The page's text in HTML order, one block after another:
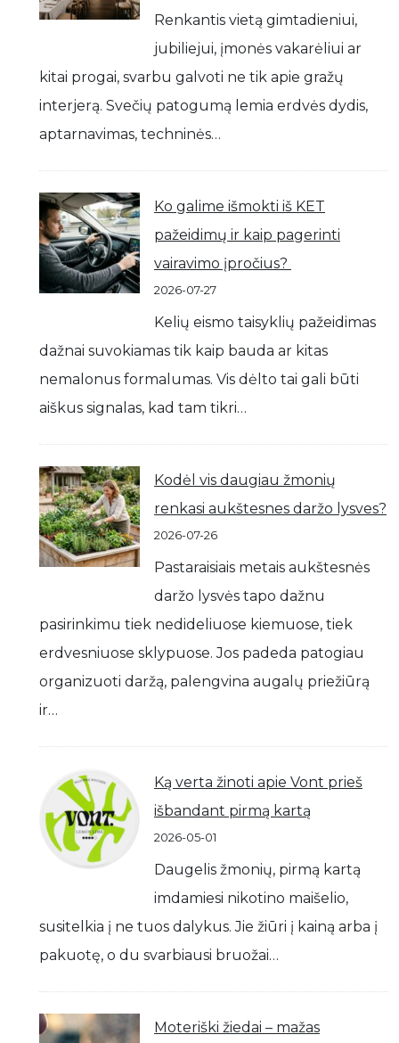
Renkantis vietą gimtadieniui,
jubiliejui, įmonės vakarėliui ar
kitai progai, svarbu galvoti ne tik apie gražų
interjerą. Svečių patogumą lemia erdvės dydis,
aptarnavimas, techninės…
Ko galime išmokti iš KET
pažeidimų ir kaip pagerinti
vairavimo įpročius?
2026-07-27
Kelių eismo taisyklių pažeidimas
dažnai suvokiamas tik kaip bauda ar kitas
nemalonus formalumas. Vis dėlto tai gali būti
aiškus signalas, kad tam tikri…
Kodėl vis daugiau žmonių
renkasi aukštesnes daržo lysves?
2026-07-26
Pastaraisiais metais aukštesnės
daržo lysvės tapo dažnu
pasirinkimu tiek nedideliuose kiemuose, tiek
erdvesniuose sklypuose. Jos padeda patogiau
organizuoti daržą, palengvina augalų priežiūrą
ir…
Ką verta žinoti apie Vont prieš
išbandant pirmą kartą
2026-05-01
Daugelis žmonių, pirmą kartą
imdamiesi nikotino maišelio,
susitelkia į ne tuos dalykus. Jie žiūri į kainą arba į
pakuotę, o du svarbiausi bruožai…
Moteriški žiedai – mažas